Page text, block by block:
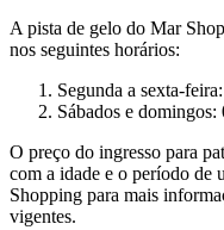
A pista de gelo do Mar
nos seguintes horários:
Segunda a sexta-
Sábados e
O preço do ingresso para
com a idade e o período de
Shopping para mais
vigentes.